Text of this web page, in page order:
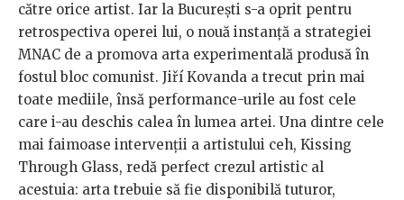
către orice artist. Iar la București s-a oprit pentru
retrospectiva operei lui, o nouă instanță a strategiei
MNAC de a promova arta experimentală produsă în
fostul bloc comunist. Jiří Kovanda a trecut prin mai
toate mediile, însă performance-urile au fost cele
care i-au deschis calea în lumea artei. Una dintre cele
mai faimoase intervenții a artistului ceh, Kissing
Through Glass, redă perfect crezul artistic al
acestuia: arta trebuie să fie disponibilă tuturor,